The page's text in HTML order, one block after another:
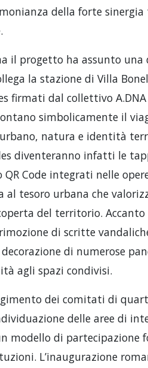
della forte
il progetto ha assunto
la stazione di Villa
firmati dal collettivo
simbolicamente il
natura e identità
diventeranno infatti le
QR Code integrati nelle
al tesoro urbana che
del territorio.
di scritte
di numerose
agli spazi condivisi.
dei comitati di
delle aree di
modello di partecipazione
L’inaugurazione